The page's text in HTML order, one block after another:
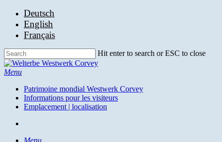
Skip
content
Deutsch
English
Français
Hit enter to search or ESC to close
Close
Search
search
Menu
Patrimoine mondial Westwerk Corvey
Informations pour les visiteurs
Emplacement | localisation
Menu